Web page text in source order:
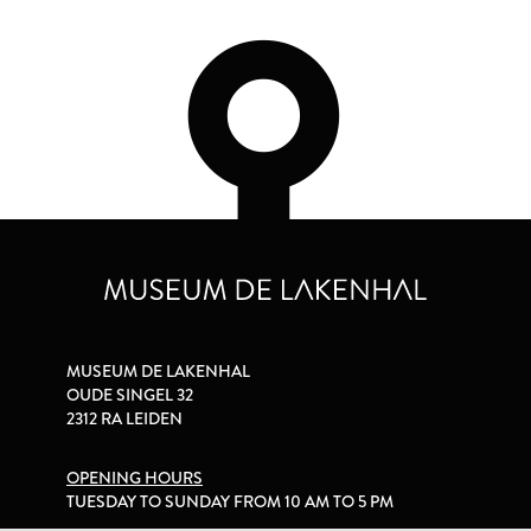
MUSEUM DE LAKENHAL
OUDE SINGEL 32
2312 RA LEIDEN
OPENING HOURS
TUESDAY TO SUNDAY FROM 10 AM TO 5 PM